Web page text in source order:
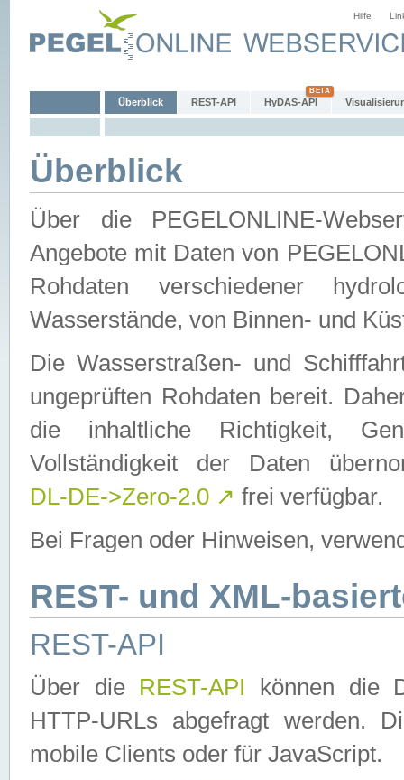
Hilfe
Überblick REST-API HyDAS-API
Überblick
Über die PEGELONLINE-
Angebote mit Daten von
Rohdaten verschiedener
Wasserstände, von Binnen- und
Die Wasserstraßen- und
ungeprüften Rohdaten bereit.
die inhaltliche Richtigkeit,
Vollständigkeit der Daten
DL-DE->Zero-2.0 ↗ frei verfügbar.
Bei Fragen oder Hinweisen,
REST- und XML-
REST-API
Über die REST-API können die
HTTP-URLs abgefragt werden.
mobile Clients oder für JavaScript.